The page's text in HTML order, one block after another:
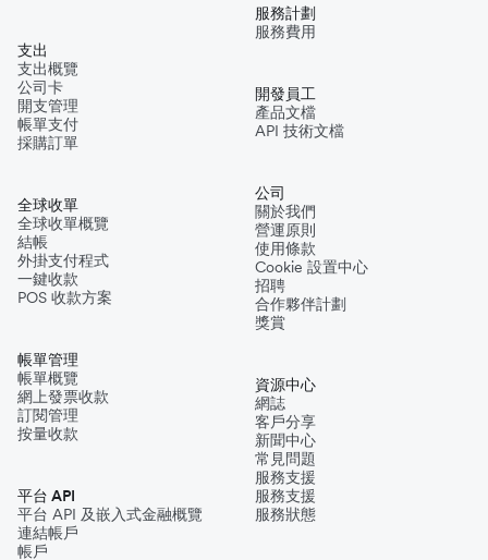
支出
支出概覽
公司卡
開支管理
帳單支付
採購訂單
全球收單
全球收單概覽
結帳
外掛支付程式
一鍵收款
POS 收款方案
帳單管理
帳單概覽
網上發票收款
訂閱管理
按量收款
平台 API
平台 API 及嵌入式金融概覽
連結帳戶
帳戶
服務計劃
服務費用
開發員工
產品文檔
API 技術文檔
公司
關於我們
營運原則
使用條款
Cookie 設置中心
招聘
合作夥伴計劃
獎賞
資源中心
網誌
客戶分享
新聞中心
常見問題
服務支援
服務支援
服務狀態